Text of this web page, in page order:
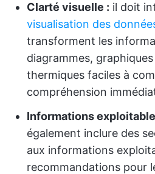
Clarté visuelle : il doit
visualisation des
transforment les
diagrammes,
thermiques faciles à
compréhension
Informations
également inclure des
aux informations
recommandations pour